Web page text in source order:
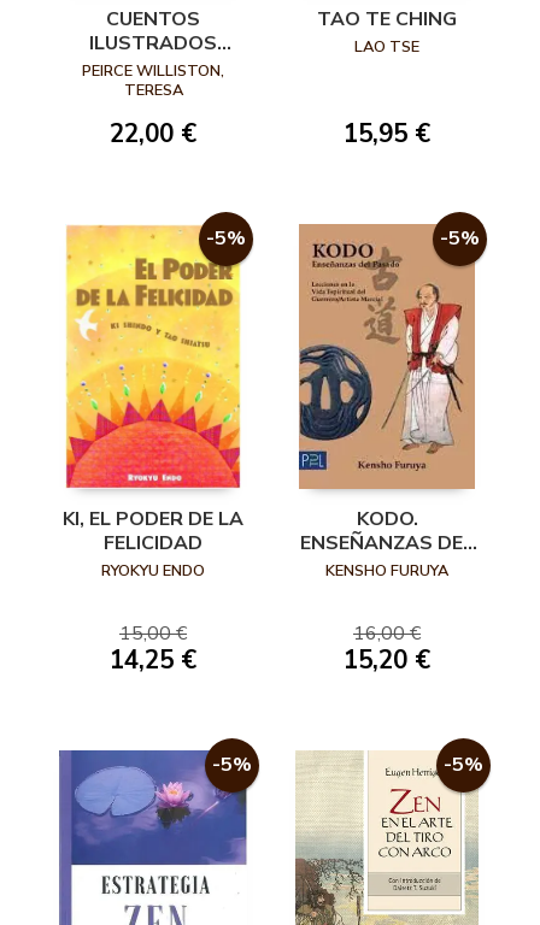
CUENTOS
ILUSTRADOS
JAPONESES
PEIRCE WILLISTON,
TERESA
22,00 €
TAO TE CHING
LAO TSE
15,95 €
-5%
KI, EL PODER DE LA
FELICIDAD
RYOKYU ENDO
15,00 €
14,25 €
-5%
KODO.
ENSEÑANZAS DEL
PASADO
KENSHO FURUYA
16,00 €
15,20 €
-5% -5%